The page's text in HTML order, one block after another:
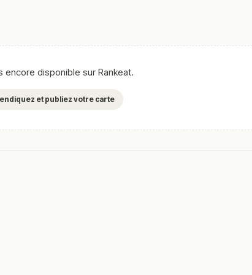
locales, sublimées dans un cadre d’exception.
disponible sur Rankeat.
et publiez votre carte